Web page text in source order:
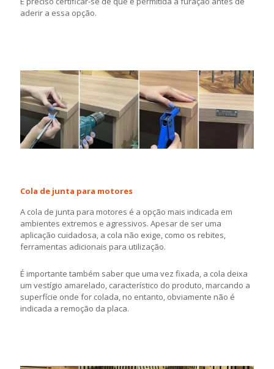
aderir a essa opção.
Cola de junta para motores
A cola de junta para motores é a opção mais indicada em
ambientes extremos e agressivos. Apesar de ser uma
aplicação cuidadosa, a cola não exige, como os rebites,
ferramentas adicionais para utilização.
É importante também saber que uma vez fixada, a cola deixa
um vestígio amarelado, característico do produto, marcando a
superfície onde for colada, no entanto, obviamente não é
indicada a remoção da placa.